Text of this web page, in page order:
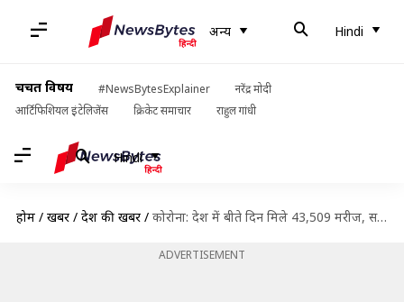
अन्य Hindi
चर्चित विषय #NewsBytesExplainer
नरेंद्र मोदी
आर्टिफिशियल इंटेलिजेंस
क्रिकेट समाचार राहुल गांधी
Hindi
होम / खबरें / देश की खबरें / कोरोना: देश में बीते दिन मिले 43,509 मरीज, सक्रिय मामले बढ़कर चार लाख पार
ADVERTISEMENT